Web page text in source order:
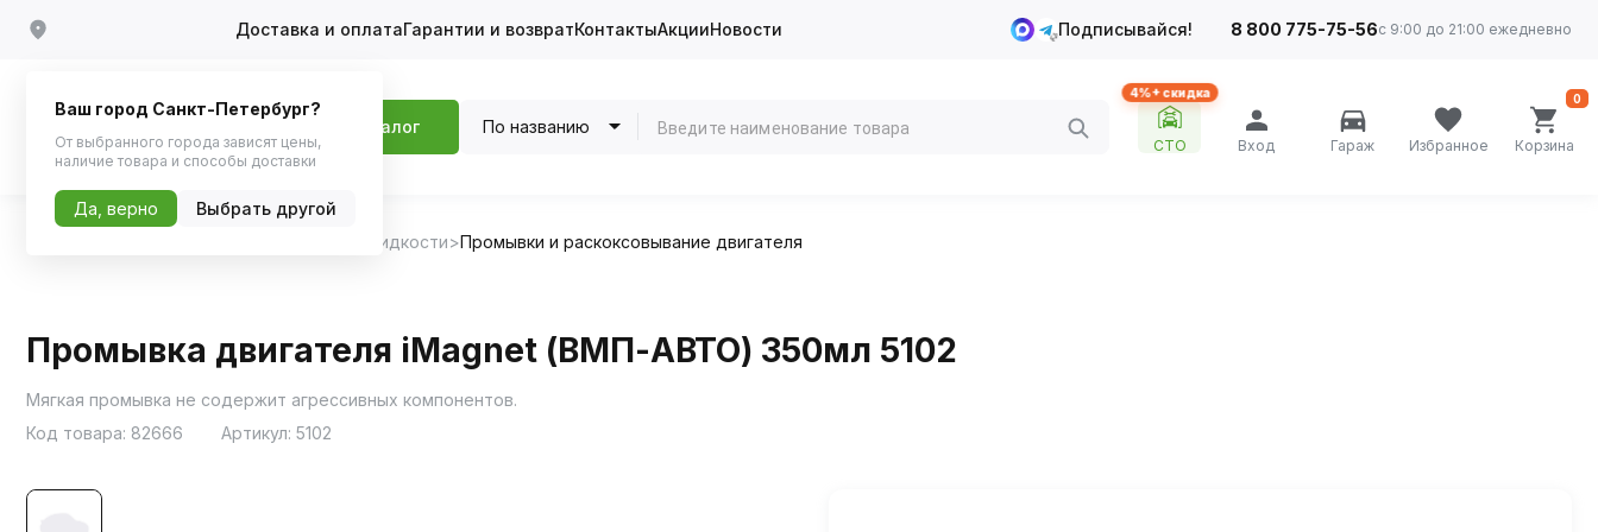
Доставка и оплатаГарантии и возвратКонтактыАкцииНовости Подписывайся! 8 800 775-75-56с 9:00 до 21:00 ежедневно
Каталог По названию
4%+ скидка
СТО Вход Гараж Избранное Корзина
0
Масла и технические жидкости Промывки и раскоксовывание двигателя
Промывка двигателя iMagnet (ВМП-АВТО) 350мл 5102
Мягкая промывка не содержит агрессивных компонентов.
Код товара: 82666 Артикул: 5102
Ваш город Санкт-Петербург?
От выбранного города зависят цены,
наличие товара и способы доставки
Да, верно Выбрать другой